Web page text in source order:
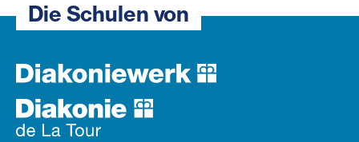
Die Schulen von